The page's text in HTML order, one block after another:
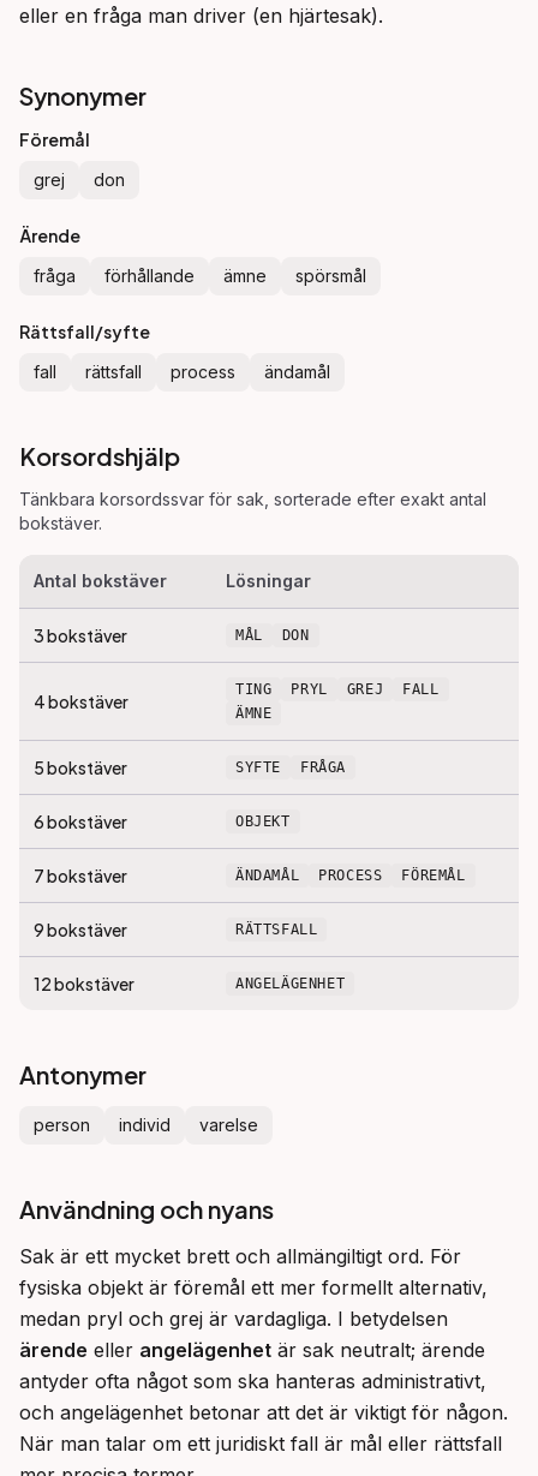
eller en fråga man driver (en hjärtesak).
Synonymer
Föremål
grej don
Ärende
fråga förhållande ämne spörsmål
Rättsfall/syfte
fall rättsfall process ändamål
Korsordshjälp
Tänkbara korsordssvar för sak , sorterade efter exakt antal
bokstäver.
Antal bokstäver Lösningar
3bokstäver MÅL DON
4bokstäver
TING PRYL GREJ
FALL
ÄMNE
5bokstäver SYFTE FRÅGA
6bokstäver OBJEKT
7bokstäver ÄNDAMÅL PROCESS FÖREMÅL
9bokstäver RÄTTSFALL
12bokstäver ANGELÄGENHET
Antonymer
person individ varelse
Användning och nyans
Sak är ett mycket brett och allmängiltigt ord. För
fysiska objekt är föremål ett mer formellt alternativ,
ärende eller angelägenhet är sak neutralt; ärende
antyder ofta något som ska hanteras administrativt,
och angelägenhet betonar att det är viktigt för någon.
När man talar om ett juridiskt fall är mål eller rättsfall